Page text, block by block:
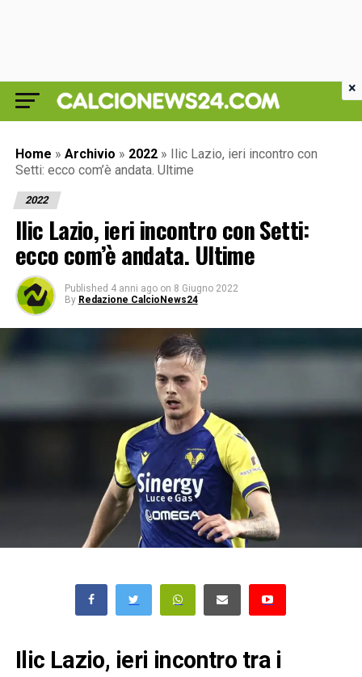
Home » Archivio » 2022 » Ilic Lazio, ieri incontro con
Setti: ecco com’è andata. Ultime
2022
Ilic Lazio, ieri incontro con Setti:
ecco com’è andata. Ultime
Published 4 anni ago on 8 Giugno 2022
By Redazione CalcioNews24
Ilic Lazio, ieri incontro tra i
×